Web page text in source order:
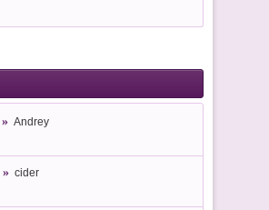
Andrey
cider